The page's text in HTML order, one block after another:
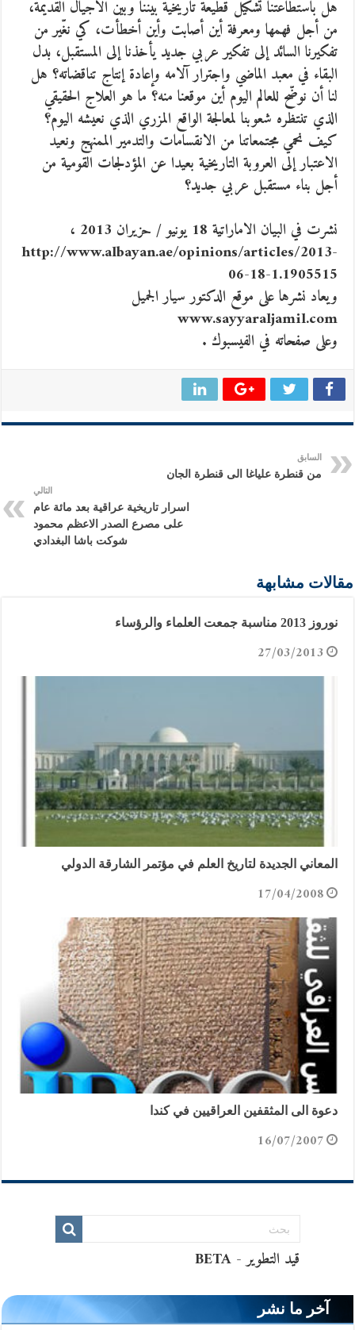
هل باستطاعتنا تشكيل قطيعة تاريخية بيننا وبين الأجيال القديمة،
من أجل فهمها ومعرفة أين أصابت وأين أخطأت، كي نغّير من
تفكيرنا السائد إلى تفكير عربي جديد يأخذنا إلى المستقبل، بدل
البقاء في معبد الماضي واجترار آلامه وإعادة إنتاج تناقضاته؟ هل
لنا أن نوضّح للعالم اليوم أين موقعنا منه؟ ما هو العلاج الحقيقي
الذي تنتظره شعوبنا لمعالجة الواقع المزري الذي نعيشه اليوم؟
كيف نحمي مجتمعاتنا من الانقسامات والتدمير الممنهج ونعيد
الاعتبار إلى العروبة التاريخية بعيدا عن المؤدلجات القومية من
أجل بناء مستقبل عربي جديد؟
نشرت في البيان الاماراتية 18 يونيو / حزيران 2013 ،
http://www.albayan.ae/opinions/articles/2013-
06-18-1.1905515
ويعاد نشرها على موقع الدكتور سيار الجميل
www.sayyaraljamil.com
وعلى صفحاته في الفيسبوك .
السابق
من قنطرة علياغا الى قنطرة الجان
التالي
اسرار تاريخية عراقية بعد مائة عام
على مصرع الصدر الاعظم محمود
شوكت باشا البغدادي
مقالات مشابهة
نوروز 2013 مناسبة جمعت العلماء والرؤساء
27/03/2013
المعاني الجديدة لتاريخ العلم في مؤتمر الشارقة الدولي
17/04/2008
دعوة الى المثقفين العراقيين في كندا
16/07/2007
آخر ما نشر